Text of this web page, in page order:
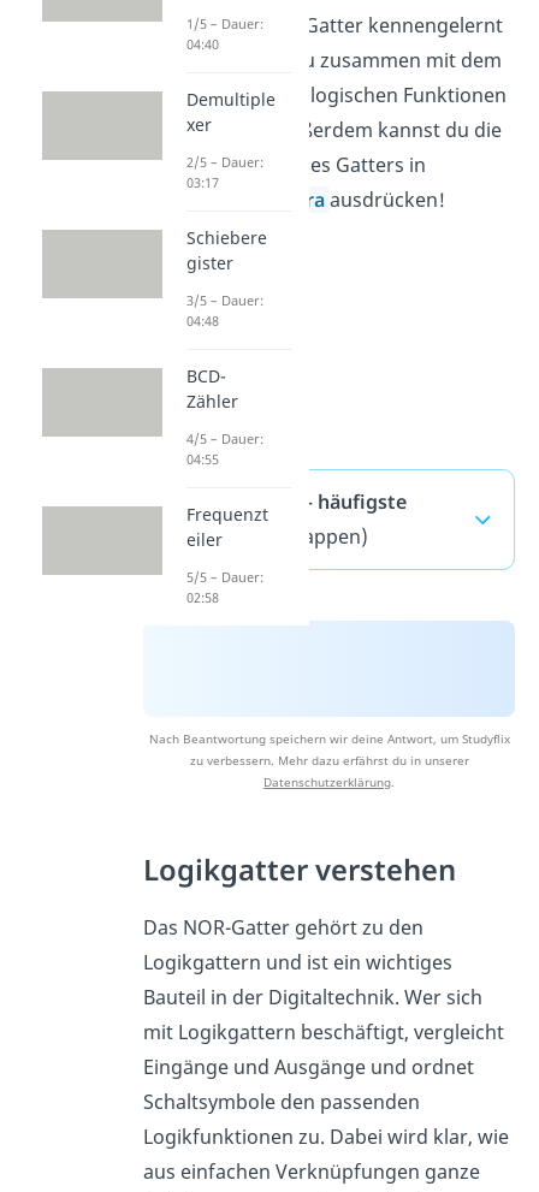
Du hast das NOR-Gatter kennengelernt
und weißt, dass du zusammen mit dem
NAND-Gatteralle logischen Funktionen
bilden kannst. Außerdem kannst du die
Logikfunktionen des Gatters in
boolescher Algebraausdrücken!
NOR-Gatter — häufigste
Fragen
(ausklappen)
Nach Beantwortung speichern wir deine Antwort, um Studyflix
zu verbessern. Mehr dazu erfährst du in unserer
Datenschutzerklärung.
Logikgatter verstehen
Das NOR-Gatter gehört zu den
Logikgattern und ist ein wichtiges
Bauteil in der Digitaltechnik. Wer sich
mit Logikgattern beschäftigt, vergleicht
Eingänge und Ausgänge und ordnet
Schaltsymbole den passenden
Logikfunktionen zu. Dabei wird klar, wie
aus einfachen Verknüpfungen ganze
1/5 – Dauer:
04:40
Demultiple
xer
2/5 – Dauer:
03:17
Schiebere
gister
3/5 – Dauer:
04:48
BCD-
Zähler
4/5 – Dauer:
04:55
Frequenzt
eiler
5/5 – Dauer:
02:58